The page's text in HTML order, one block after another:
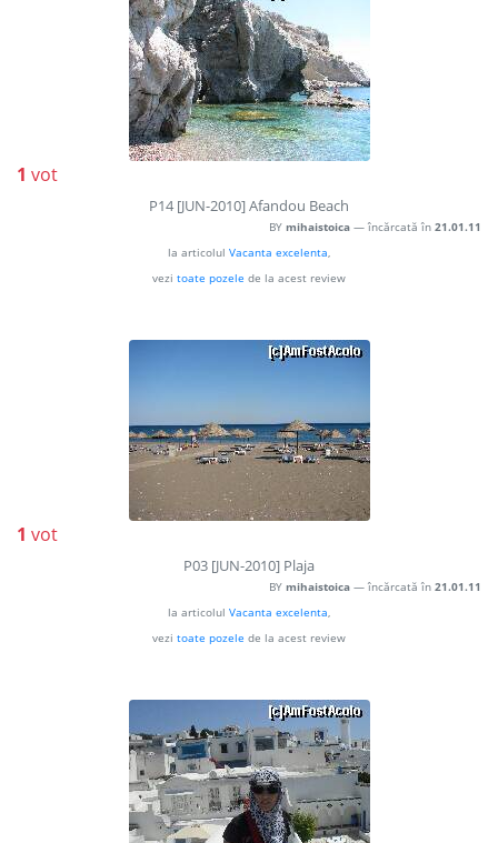
1 vot
P14 [JUN-2010] Afandou Beach
BY mihaistoica — încărcată în 21.01.11
la articolul Vacanta excelenta,
vezi toate pozele de la acest review
1 vot
P03 [JUN-2010] Plaja
BY mihaistoica — încărcată în 21.01.11
la articolul Vacanta excelenta,
vezi toate pozele de la acest review